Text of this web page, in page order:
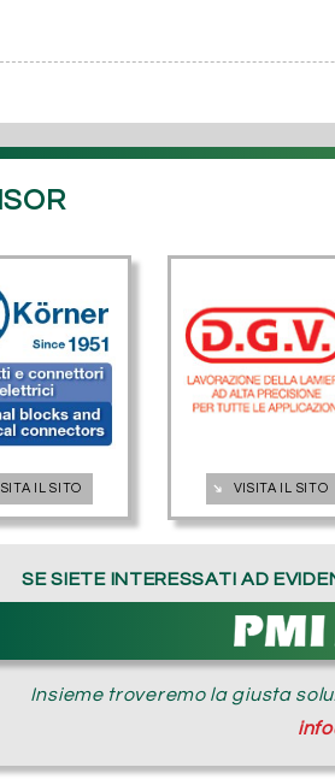
IL SITO ➔ VISITA IL SITO
SE SIETE INTERESSATI AD
Insieme troveremo la giusta